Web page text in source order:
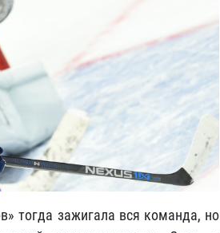
тогда зажигала вся команда, но